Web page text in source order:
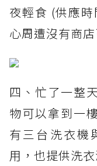
夜輕食 (供應
心周遭沒有商
四、忙了一整
物可以拿到一
有三台洗衣機
用，也提供洗